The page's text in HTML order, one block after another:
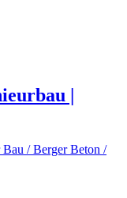
|
/ Berger Beton /